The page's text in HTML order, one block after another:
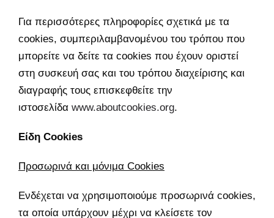
Για περισσότερες πληροφορίες σχετικά με τα
cookies, συμπεριλαμβανομένου του τρόπου που
μπορείτε να δείτε τα cookies που έχουν οριστεί
στη συσκευή σας και του τρόπου διαχείρισης και
διαγραφής τους επισκεφθείτε την
ιστοσελίδα www.aboutcookies.org.
Είδη Cookies
Προσωρινά και μόνιμα Cookies
Ενδέχεται να χρησιμοποιούμε προσωρινά cookies,
τα οποία υπάρχουν μέχρι να κλείσετε τον